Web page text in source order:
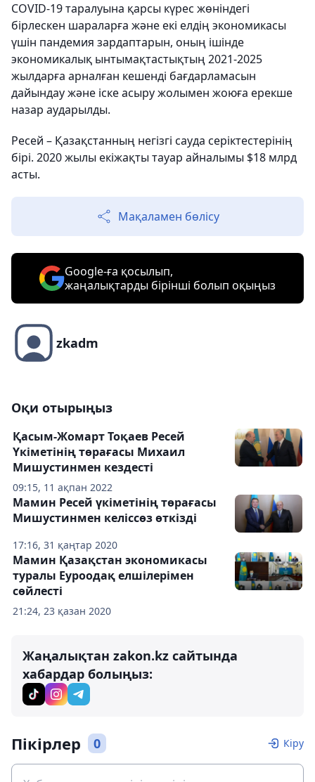
COVID-19 таралуына қарсы күрес жөніндегі
бірлескен шараларға және екі елдің экономикасы
үшін пандемия зардаптарын, оның ішінде
экономикалық ынтымақтастықтың 2021-2025
жылдарға арналған кешенді бағдарламасын
дайындау және іске асыру жолымен жоюға ерекше
назар аударылды.
Ресей – Қазақстанның негізгі сауда серіктестерінің
бірі. 2020 жылы екіжақты тауар айналымы $18 млрд
асты.
Мақаламен бөлісу
Google-ға қосылып,
жаңалықтарды бірінші болып оқыңыз
zkadm
Оқи отырыңыз
09:15, 11 ақпан 2022
Қасым-Жомарт Тоқаев Ресей
Үкіметінің төрағасы Михаил
Мишустинмен кездесті
17:16, 31 қаңтар 2020
Мамин Ресей үкіметінің төрағасы
Мишустинмен келіссөз өткізді
21:24, 23 қазан 2020
Мамин Қазақстан экономикасы
туралы Еуроодақ елшілерімен
сөйлесті
Жаңалықтан zakon.kz сайтында
хабардар болыңыз:
Пікірлер 0 Кіру